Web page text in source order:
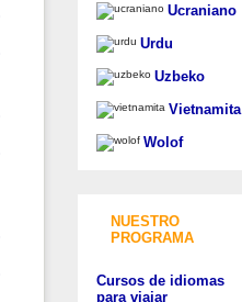
Ucraniano
Urdu
Uzbeko
Vietnamita
Wolof
NUESTRO
PROGRAMA
Cursos de idiomas
para viajar